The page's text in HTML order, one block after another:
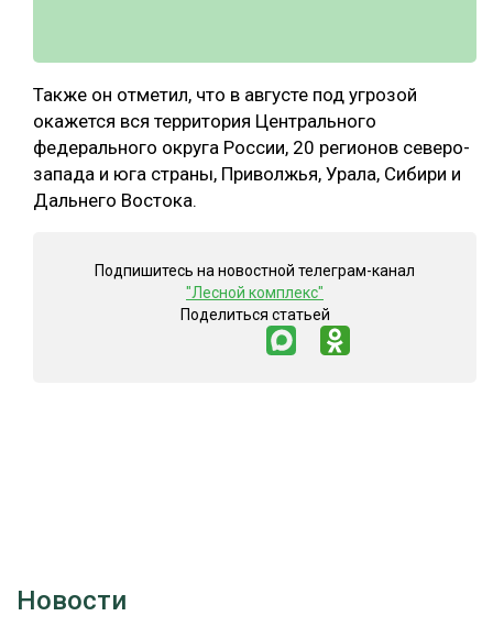
Также он отметил, что в августе под угрозой
окажется вся территория Центрального
федерального округа России, 20 регионов северо-
запада и юга страны, Приволжья, Урала, Сибири и
Дальнего Востока.
Подпишитесь на новостной телеграм-канал
"Лесной комплекс"
Поделиться статьей
Новости